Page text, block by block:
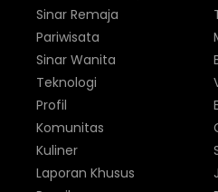
Sinar Remaja
Pariwisata
Sinar Wanita
Teknologi
Profil
Komunitas
Kuliner
Laporan Khusus